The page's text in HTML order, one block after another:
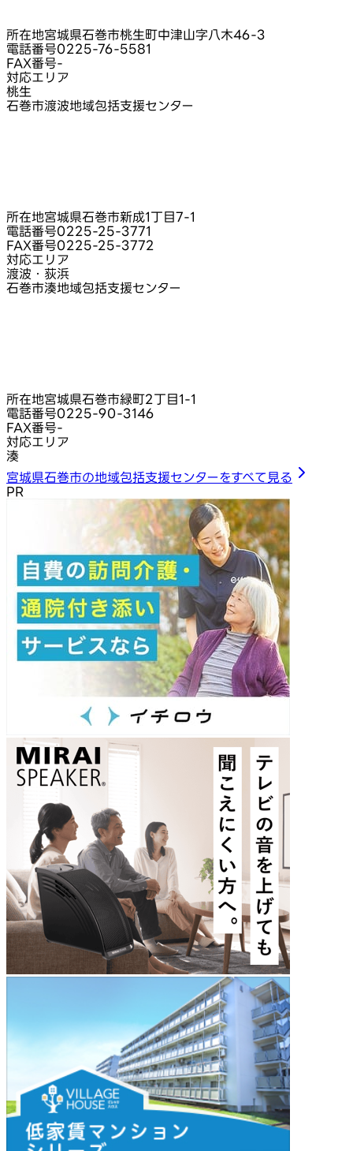
所在地宮城県石巻市桃生町中津山字八木46‑3
電話番号0225-76-5581
FAX番号-
対応エリア
桃生
石巻市渡波地域包括支援センター
所在地宮城県石巻市新成1丁目7‑1
電話番号0225-25-3771
FAX番号0225-25-3772
対応エリア
渡波・荻浜
石巻市湊地域包括支援センター
所在地宮城県石巻市緑町2丁目1‑1
電話番号0225-90-3146
FAX番号-
対応エリア
湊
宮城県石巻市の地域包括支援センターをすべて見る
PR